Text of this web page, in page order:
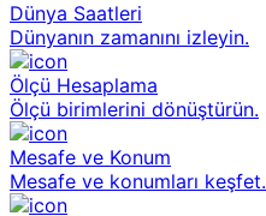
Dünya Saatleri
Dünyanın zamanını izleyin.
Ölçü Hesaplama
Ölçü birimlerini dönüştürün.
Mesafe ve Konum
Mesafe ve konumları keşfet.